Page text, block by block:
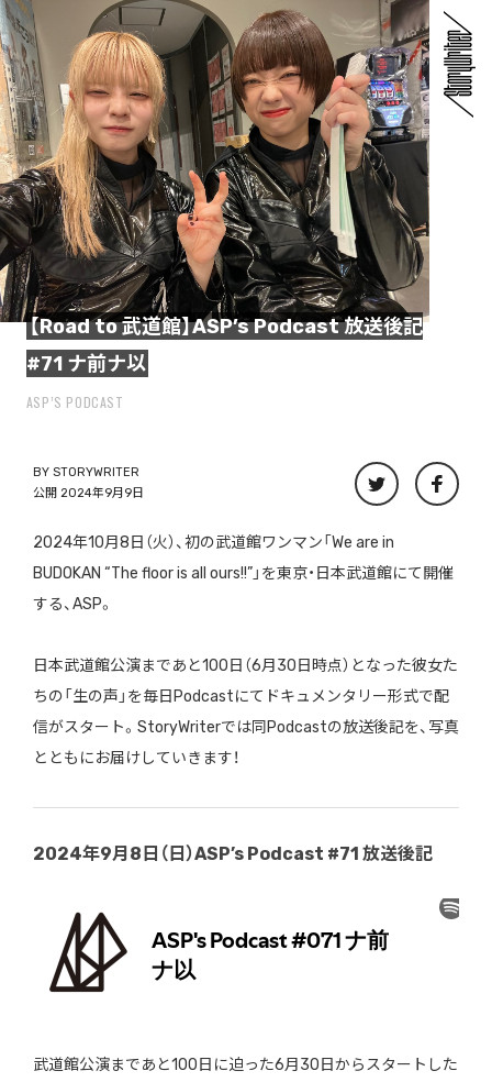
【Road to 武道館】ASP’s Podcast 放送後記
#71 ナ前ナ以
ASP’S PODCAST
BY STORYWRITER
公開 2024年9月9日
2024年10月8日（火）、初の武道館ワンマン「We are in
BUDOKAN “The floor is all ours!!”」を東京・日本武道館にて開催
する、ASP。
日本武道館公演まであと100日（6月30日時点）となった彼女た
ちの「生の声」を毎日Podcastにてドキュメンタリー形式で配
信がスタート。StoryWriterでは同Podcastの放送後記を、写真
とともにお届けしていきます！
2024年9月8日（日）ASP’s Podcast #71 放送後記
武道館公演まであと100日に迫った6月30日からスタートした